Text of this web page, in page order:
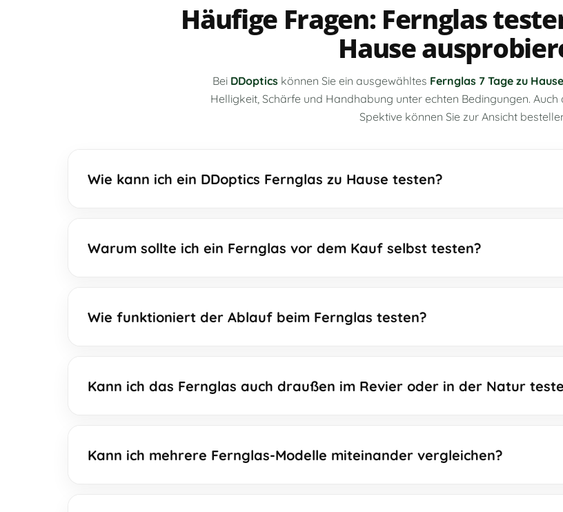
Häufige Fragen: Fernglas
Hause
Bei DDoptics können Sie ein ausgewähltes Fernglas 7 Tage zu
Helligkeit, Schärfe und Handhabung unter echten Bedingungen.
Spektive können Sie zur Ansicht
Wie kann ich ein DDoptics Fernglas zu Hause testen?
Warum sollte ich ein Fernglas vor dem Kauf selbst testen?
Wie funktioniert der Ablauf beim Fernglas testen?
Kann ich das Fernglas auch draußen im Revier oder in der Natur
Kann ich mehrere Fernglas-Modelle miteinander vergleichen?